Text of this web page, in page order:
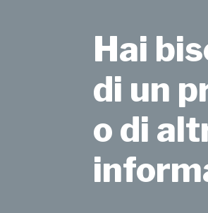
Hai
di un
o di